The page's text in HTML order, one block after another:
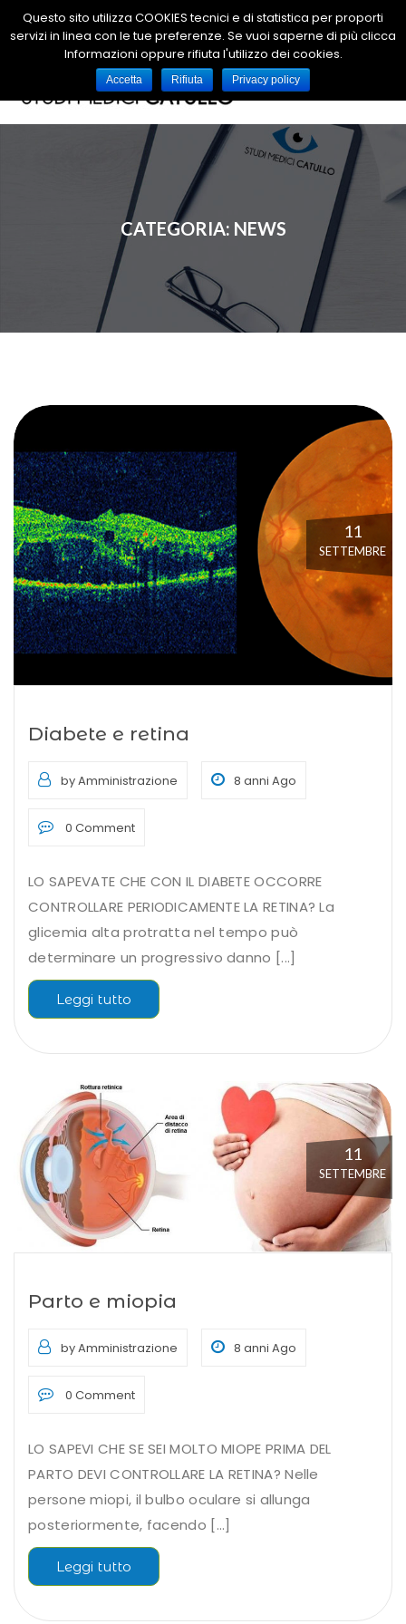
T
g
l
CATEGORIA: NEWS
11
SETTEMBRE
Diabete e retina
by Amministrazione 8 anni Ago
0 Comment
LO SAPEVATE CHE CON IL DIABETE OCCORRE
CONTROLLARE PERIODICAMENTE LA RETINA? La
glicemia alta protratta nel tempo può
determinare un progressivo danno [...]
Leggi tutto
11
SETTEMBRE
Parto e miopia
by Amministrazione 8 anni Ago
0 Comment
LO SAPEVI CHE SE SEI MOLTO MIOPE PRIMA DEL
PARTO DEVI CONTROLLARE LA RETINA? Nelle
persone miopi, il bulbo oculare si allunga
posteriormente, facendo [...]
Leggi tutto
Questo sito utilizza COOKIES tecnici e di statistica per proporti
servizi in linea con le tue preferenze. Se vuoi saperne di più clicca
Informazioni oppure rifiuta l'utilizzo dei cookies.
Accetta Rifiuta Privacy policy